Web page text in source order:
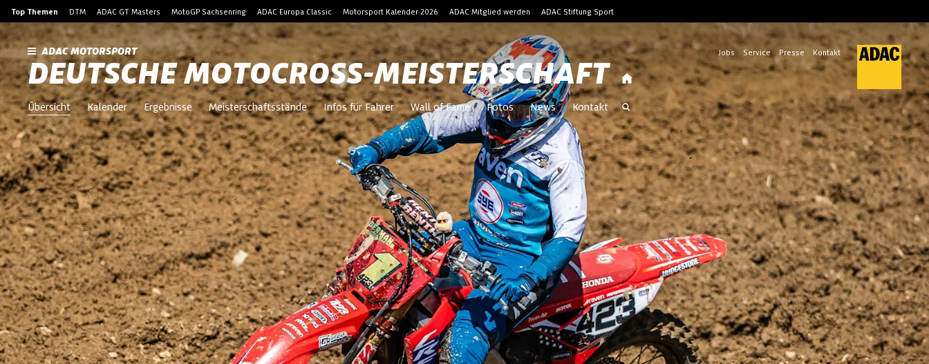
Top Themen DTM ADAC GT Masters MotoGP Sachsenring ADAC Europa Classic Motorsport Kalender 2026 ADAC Mitglied werden ADAC Stiftung Sport
ADAC MOTORSPORT
DEUTSCHE MOTOCROSS-MEISTERSCHAFT
Jobs Service Presse Kontakt
Übersicht Kalender Ergebnisse Meisterschaftsstände Infos für Fahrer Wall of Fame Fotos News Kontakt